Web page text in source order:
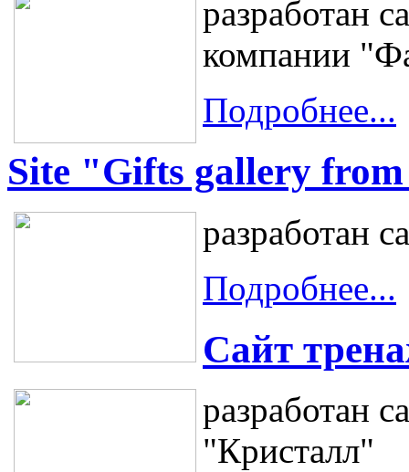
разработан
компании
Подробнее...
Site "Gifts gallery
разработан
Подробнее...
Сайт
разработан
"Кристалл"